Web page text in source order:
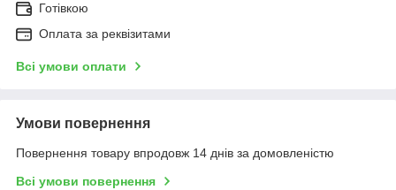
Готівкою
Оплата за реквізитами
Всі умови оплати
Умови повернення
Повернення товару впродовж 14 днів за домовленістю
Всі умови повернення